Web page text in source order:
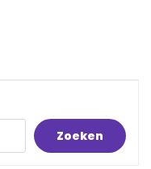
Zoeken